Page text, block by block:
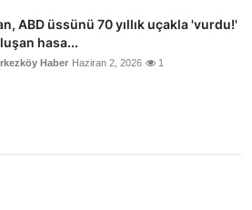
ABD üssünü 70 yıllık uçakla 'vurdu!'
hasa...
Haber Haziran 2, 2026 1